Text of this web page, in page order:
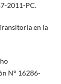
2011-PC.
en la
N° 16286-